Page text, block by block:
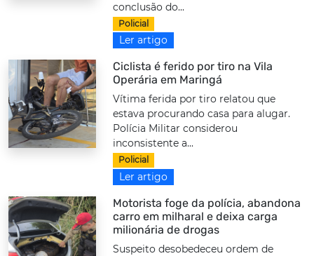
conclusão do...
Policial
Ler artigo
Ciclista é ferido por tiro na Vila
Operária em Maringá
Vítima ferida por tiro relatou que
estava procurando casa para alugar.
Polícia Militar considerou
inconsistente a...
Policial
Ler artigo
Motorista foge da polícia, abandona
carro em milharal e deixa carga
milionária de drogas
Suspeito desobedeceu ordem de